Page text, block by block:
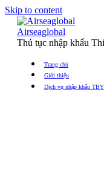
Skip to content
Airseaglobal
Thủ tục nhập khẩu
Trang chủ
Giới thiệu
Dịch vụ nhập khẩu